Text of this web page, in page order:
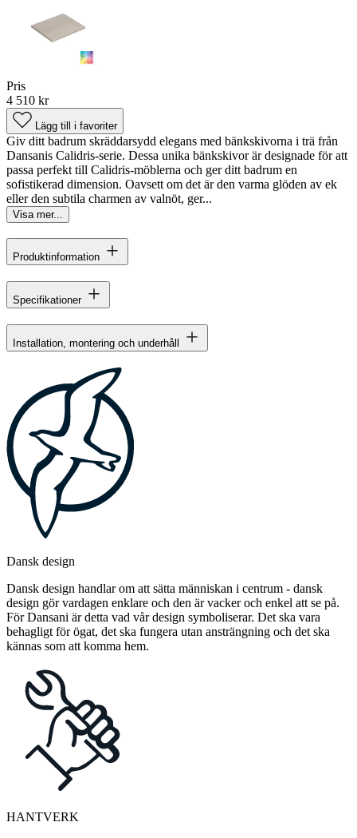
Pris
4 510 kr
Lägg till i favoriter
Giv ditt badrum skräddarsydd elegans med bänkskivorna i trä från
Dansanis Calidris-serie. Dessa unika bänkskivor är designade för att
passa perfekt till Calidris-möblerna och ger ditt badrum en
sofistikerad dimension. Oavsett om det är den varma glöden av ek
eller den subtila charmen av valnöt, ger...
Visa mer...
Produktinformation
Specifikationer
Installation, montering och underhåll
Dansk design
Dansk design handlar om att sätta människan i centrum - dansk
design gör vardagen enklare och den är vacker och enkel att se på.
För Dansani är detta vad vår design symboliserar. Det ska vara
behagligt för ögat, det ska fungera utan ansträngning och det ska
kännas som att komma hem.
HANTVERK